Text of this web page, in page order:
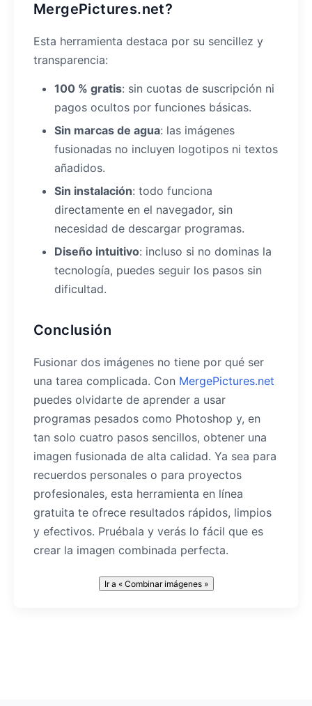
MergePictures.net?
Esta herramienta destaca por su sencillez y
transparencia:
100 % gratis: sin cuotas de suscripción ni
pagos ocultos por funciones básicas.
Sin marcas de agua: las imágenes
fusionadas no incluyen logotipos ni textos
añadidos.
Sin instalación: todo funciona
directamente en el navegador, sin
necesidad de descargar programas.
Diseño intuitivo: incluso si no dominas la
tecnología, puedes seguir los pasos sin
dificultad.
Conclusión
Fusionar dos imágenes no tiene por qué ser
una tarea complicada. Con MergePictures.net
puedes olvidarte de aprender a usar
programas pesados como Photoshop y, en
tan solo cuatro pasos sencillos, obtener una
imagen fusionada de alta calidad. Ya sea para
recuerdos personales o para proyectos
profesionales, esta herramienta en línea
gratuita te ofrece resultados rápidos, limpios
y efectivos. Pruébala y verás lo fácil que es
crear la imagen combinada perfecta.
Ir a « Combinar imágenes »